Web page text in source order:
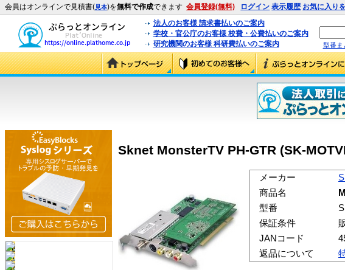
会員はオンラインで見積書(見本)を無料で作成できます 会員登録(無料) ログイン 表示履歴 お気に入り
法人のお客様 請求書払いのご案内
学校・官公庁のお客様 校費・公費払いのご案内
研究機関のお客様 科研費払いのご案内
型番ま
Sknet MonsterTV PH-GTR (SK-
メーカー
商品名
型番
保証条件
JANコード
返品について